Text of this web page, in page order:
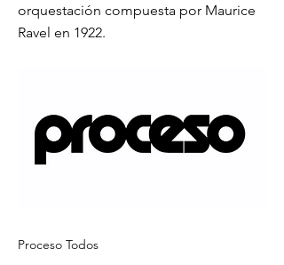
orquestación compuesta por Maurice
Ravel en 1922.
Proceso Todos